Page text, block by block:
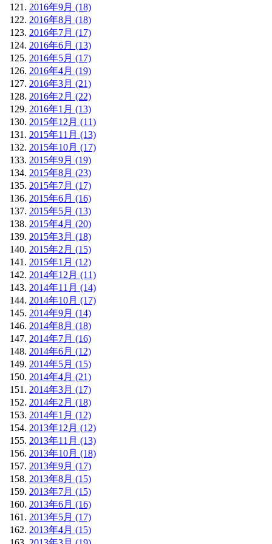
2016年9月 (18)
2016年8月 (18)
2016年7月 (17)
2016年6月 (13)
2016年5月 (17)
2016年4月 (19)
2016年3月 (21)
2016年2月 (22)
2016年1月 (13)
2015年12月 (11)
2015年11月 (13)
2015年10月 (17)
2015年9月 (19)
2015年8月 (23)
2015年7月 (17)
2015年6月 (16)
2015年5月 (13)
2015年4月 (20)
2015年3月 (18)
2015年2月 (15)
2015年1月 (12)
2014年12月 (11)
2014年11月 (14)
2014年10月 (17)
2014年9月 (14)
2014年8月 (18)
2014年7月 (16)
2014年6月 (12)
2014年5月 (15)
2014年4月 (21)
2014年3月 (17)
2014年2月 (18)
2014年1月 (12)
2013年12月 (12)
2013年11月 (13)
2013年10月 (18)
2013年9月 (17)
2013年8月 (15)
2013年7月 (15)
2013年6月 (16)
2013年5月 (17)
2013年4月 (15)